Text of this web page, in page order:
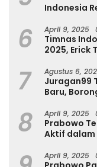
Indonesia
6 April 9, 2025
Timnas
2025, Erick
7 Agustus 6,
Juragan99
Baru,
8 April 9, 2025
Prabowo
Aktif dalam
April 9, 2025